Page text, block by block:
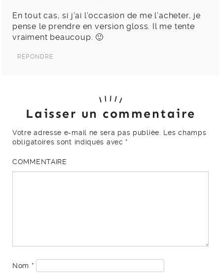
En tout cas, si j’ai l’occasion de me l’acheter, je
pense le prendre en version gloss. Il me tente
vraiment beaucoup. 🙂
RÉPONDRE
Laisser un commentaire
Votre adresse e-mail ne sera pas publiée.
Les champs
obligatoires sont indiqués avec *
COMMENTAIRE
Nom *